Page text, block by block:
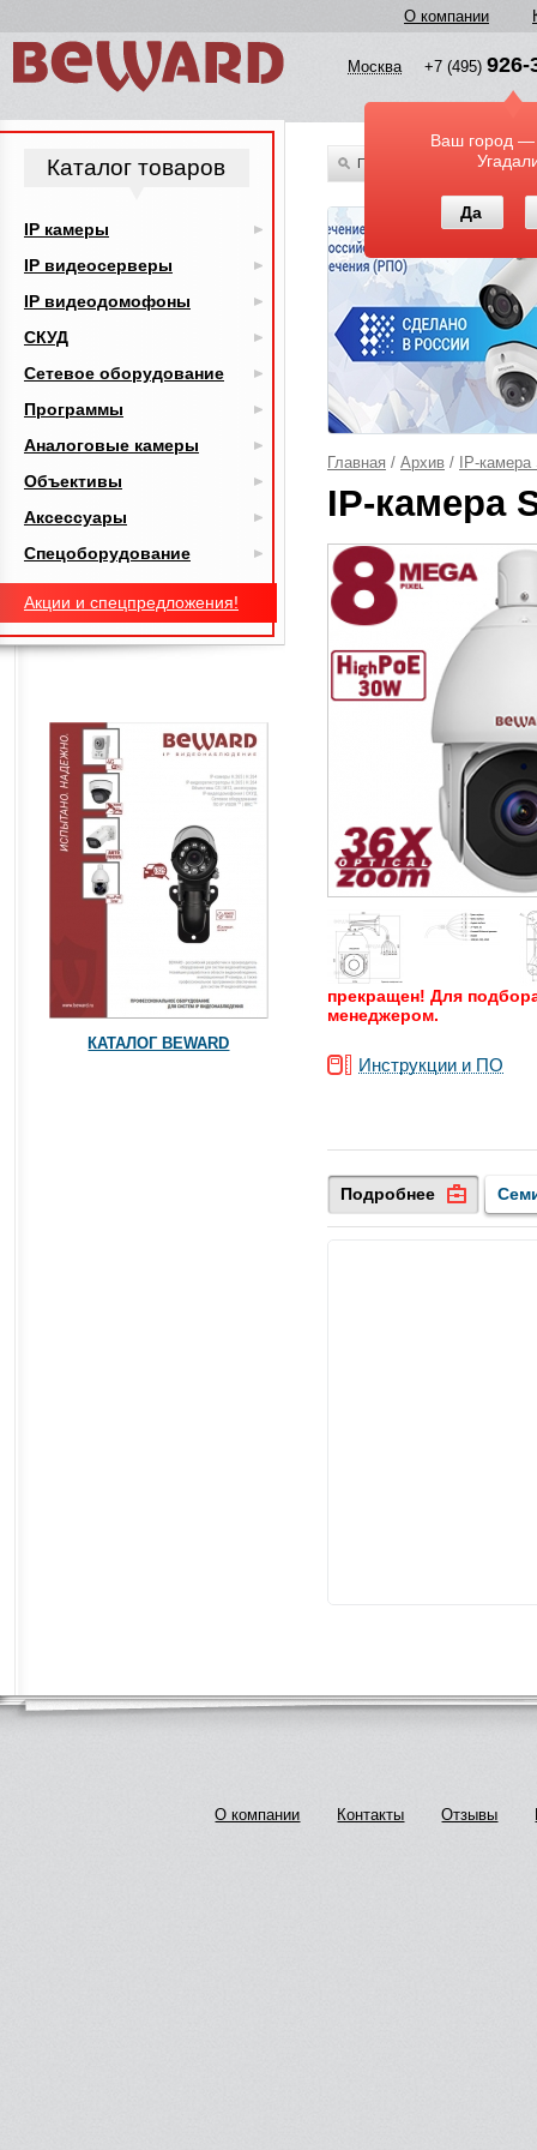
О компании
Москва +7 (495) 926-
Ваш город —
Да
По всему каталогу
Главная / Архив / IP-
IP-камера
прекращен! Для
менеджером.
Инструкции и ПО
Подробнее
Каталог товаров
IP камеры
IP видеосерверы
IP видеодомофоны
СКУД
Сетевое оборудование
Программы
Аналоговые камеры
Объективы
Аксессуары
Спецоборудование
Акции и спецпредложения!
КАТАЛОГ BEWARD
О компании Контакты Отзывы